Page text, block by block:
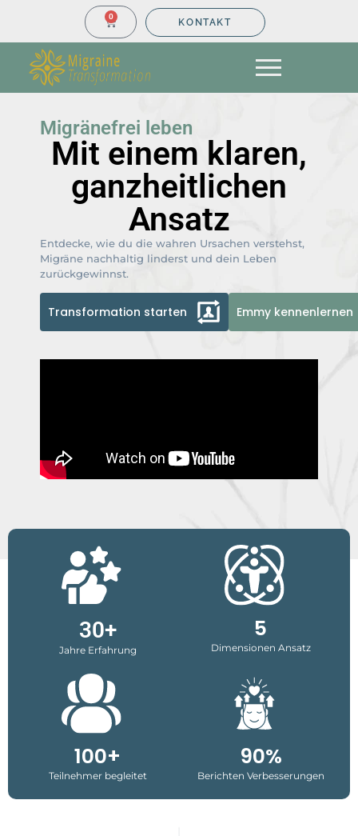
KONTAKT
0
Migränefrei leben
Mit einem klaren,
ganzheitlichen
Ansatz
Entdecke, wie du die wahren Ursachen verstehst,
Migräne nachhaltig linderst und dein Leben
zurückgewinnst.
Transformation starten Emmy kennenlernen
30+
Jahre Erfahrung
5
Dimensionen Ansatz
100+
Teilnehmer begleitet
90%
Berichten Verbesserungen